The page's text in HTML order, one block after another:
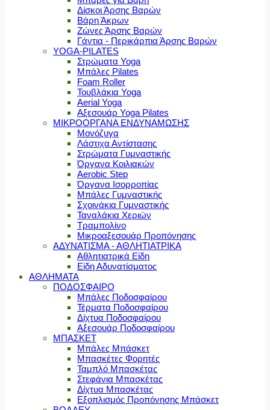
Δίσκοι Άρσης Βαρών
Βάρη Άκρων
Ζώνες Άρσης Βαρών
Γάντια - Περικάρπια Άρσης Βαρών
YOGA-PILATES
Στρώματα Yoga
Μπάλες Pilates
Foam Roller
Τουβλάκια Yoga
Aerial Yoga
Αξεσουάρ Yoga Pilates
ΜΙΚΡΟΟΡΓΑΝΑ ΕΝΔΥΝΑΜΩΣΗΣ
Μονόζυγα
Λάστιχα Αντίστασης
Στρώματα Γυμναστικής
Όργανα Κοιλιακών
Aerobic Step
Όργανα Ισορροπίας
Μπάλες Γυμναστικής
Σχοινάκια Γυμναστικής
Ταναλάκια Χεριών
Τραμπολίνο
Μικροαξεσουάρ Προπόνησης
ΑΔΥΝΑΤΙΣΜΑ - ΑΘΛΗΤΙΑΤΡΙΚΑ
Αθλητιατρικά Είδη
Είδη Αδυνατίσματος
ΑΘΛΗΜΑΤΑ
ΠΟΔΟΣΦΑΙΡΟ
Μπάλες Ποδοσφαίρου
Τέρματα Ποδοσφαίρου
Δίχτυα Ποδοσφαίρου
Αξεσουάρ Ποδοσφαίρου
ΜΠΑΣΚΕΤ
Μπάλες Μπάσκετ
Μπασκέτες Φορητές
Ταμπλό Μπασκέτας
Στεφάνια Μπασκέτας
Δίχτυα Μπασκέτας
Εξοπλισμός Προπόνησης Μπάσκετ